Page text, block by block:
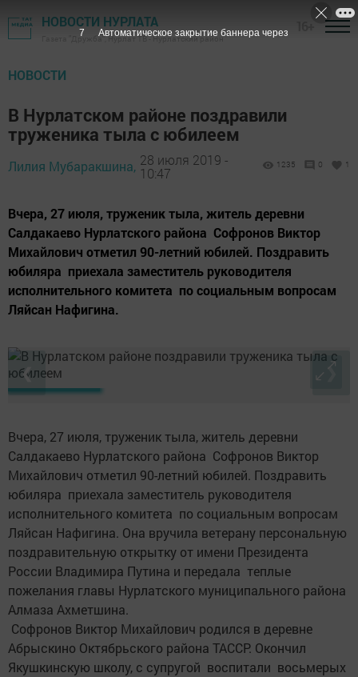
НОВОСТИ НУРЛАТА
Газета "Дружба", Нурлат ТВ - Нурлатский район
НОВОСТИ
В Нурлатском районе поздравили
труженика тыла с юбилеем
Лилия Мубаракшина, 28 июля 2019 -
10:47
1235 0 1
Вчера, 27 июля, труженик тыла, житель деревни
Салдакаево Нурлатского района Софронов Виктор
Михайлович отметил 90-летний юбилей. Поздравить
юбиляра приехала заместитель руководителя
исполнительного комитета по социальным вопросам
Ляйсан Нафигина.
❮ ❯
Вчера, 27 июля, труженик тыла, житель деревни
Салдакаево Нурлатского района Софронов Виктор
Михайлович отметил 90-летний юбилей. Поздравить
юбиляра приехала заместитель руководителя
исполнительного комитета по социальным вопросам
Ляйсан Нафигина. Она вручила ветерану персональную
поздравительную открытку от имени Президента
России Владимира Путина и передала теплые
пожелания главы Нурлатского муниципального района
Алмаза Ахметшина.
Софронов Виктор Михайлович родился в деревне
Абрыскино Октябрьского района ТАССР. Окончил
Якушкинскую школу, с супругой воспитали восьмерых
6 Автоматическое закрытие баннера через